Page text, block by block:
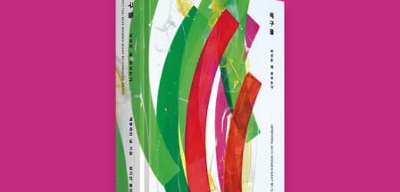
예뻐서 클릭했는데, 성철스님의 딸이자 제자인 불필스님 회고록이란
다.세속적인 호기심으로 이 책을 읽기보다는 큰스님에 대한 관심과
성찰을 위해 보고 싶다.성철스님 탄생 100주년, 딸이며 제자인 불필
스님이 처음 밝히는 큰스님 이야기. 처음으로 밝히는 성철스님의 가
족사에서 인간의 한계를 넘나드는 선지식들의 수행까지, 제자들을 뜨
겁게 품은 은사 인홍스님부터 온 대중들을 감화시킨 큰스님들의 법거
량까지, 책갈피마다 한국불교의 역사가 은은하게 묻어나고 스님들의